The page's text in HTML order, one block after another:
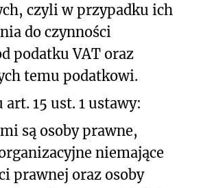
czyli w przypadku ich
do czynności
podatku VAT oraz
temu podatkowi.
art. 15 ust. 1 ustawy:
są osoby prawne,
niemające
prawnej oraz osoby